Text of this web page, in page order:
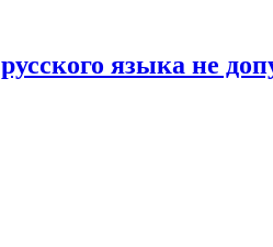
языка не